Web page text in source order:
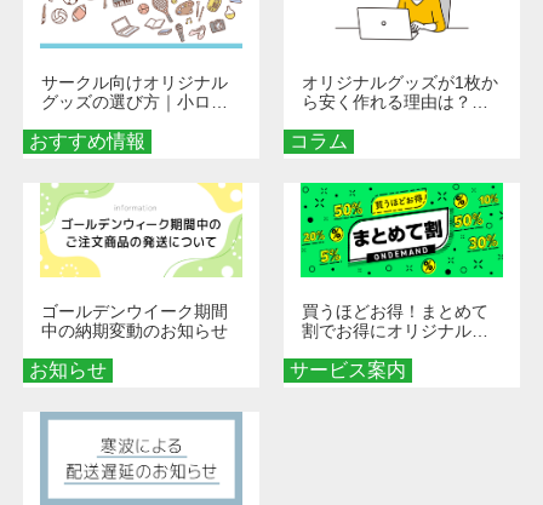
おすすめ情報
サークル向けオリジナル
グッズの選び方｜小ロッ
める秘訣
コラム
オリジナルグッズが1枚か
ら安く作れる理由は？オ
とメリットを解説
お知らせ
ゴールデンウイーク期間
中の納期変動のお知らせ
サービス案内
買うほどお得！まとめて
割でお得にオリジナルグ